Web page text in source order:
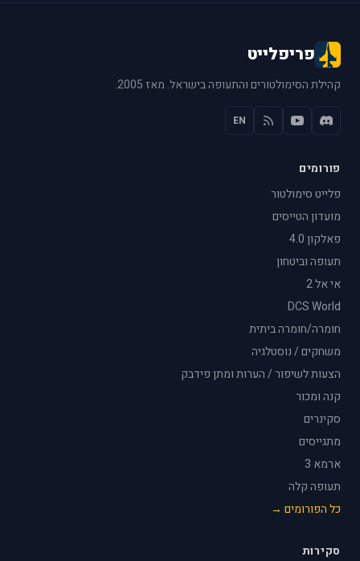
פריפלייט
קהילת הסימולטורים והתעופה בישראל. מאז 2005.
EN
פורומים
פלייט סימולטור
מועדון הטייסים
פאלקון 4.0
תעופה וביטחון
אי אל 2
DCS World
חומרה/חומרה ביתית
משחקים / נוסטלגיה
הצעות לשיפור / הערות ומתן פידבק
קנה ומכור
סקינרים
מתגייסים
ארמא 3
תעופה קלה
כל הפורומים →
סקירות